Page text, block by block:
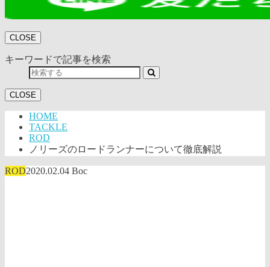
CLOSE
キーワードで記事を検索
CLOSE
HOME
TACKLE
ROD
ノリーズのロードランナーについて徹底解説
ROD2020.02.04 Boc